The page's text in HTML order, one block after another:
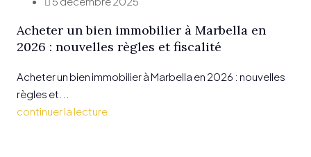
Acheter un bien immobilier à Marbella en
2026 : nouvelles règles et fiscalité
Acheter un bien immobilier à Marbella en 2026 : nouvelles
règles et...
continuer la lecture